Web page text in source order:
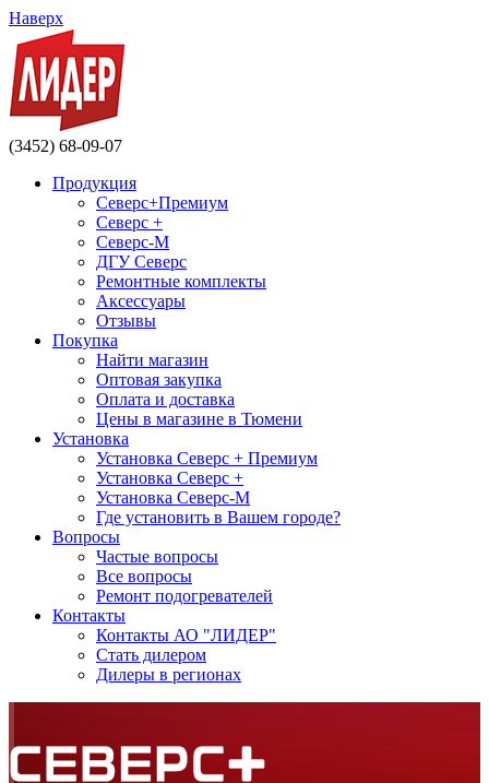
Наверх
(3452) 68-09-07
Продукция
Северс+Премиум
Северс +
Северс-М
ДГУ Северс
Ремонтные комплекты
Аксессуары
Отзывы
Покупка
Найти магазин
Оптовая закупка
Оплата и доставка
Цены в магазине в Тюмени
Установка
Установка Северс + Премиум
Установка Северс +
Установка Северс-М
Где установить в Вашем городе?
Вопросы
Частые вопросы
Все вопросы
Ремонт подогревателей
Контакты
Контакты АО "ЛИДЕР"
Стать дилером
Дилеры в регионах